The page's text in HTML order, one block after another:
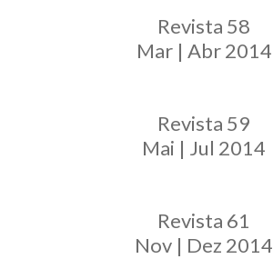
Revista 58
Mar | Abr 2014
Revista 59
Mai | Jul 2014
Revista 61
Nov | Dez 2014